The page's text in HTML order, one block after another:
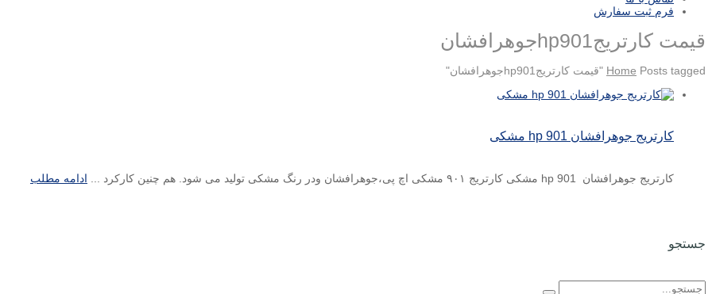
فرم ثبت سفارش
قیمت کارتریجhp901جوهرافشان
Home Posts tagged "قیمت کارتریجhp901جوهرافشان"
کارتریج جوهرافشان hp 901 مشکی
کارتریج جوهرافشان hp 901 مشکی کارتریج ۹۰۱ مشکی اچ پی،جوهرافشان ودر رنگ مشکی تولید می شود. هم چنین کارکرد ... ادامه مطلب
جستجو